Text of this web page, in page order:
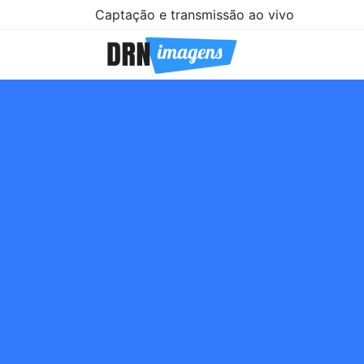
Captação e transmissão ao vivo